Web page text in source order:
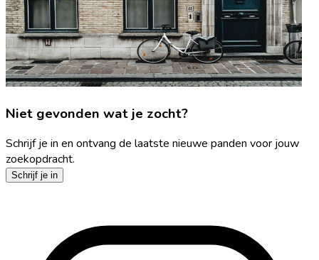
Niet gevonden wat je zocht?
Schrijf je in en ontvang de laatste nieuwe panden voor jouw
zoekopdracht.
Schrijf je in